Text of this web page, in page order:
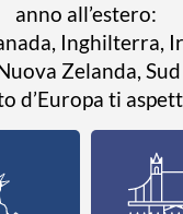
anno all’estero:
Inghilterra,
Zelanda,
d’Europa ti